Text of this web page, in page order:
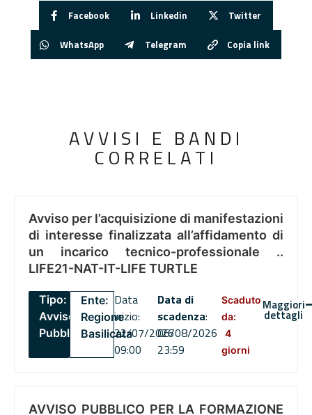
Facebook Linkedin Twitter
WhatsApp Telegram Copia link
AVVISI E BANDI
CORRELATI
Avviso per l’acquisizione di manifestazioni
di interesse finalizzata all’affidamento di
un incarico tecnico-professionale ..
LIFE21-NAT-IT-LIFE TURTLE
Tipo:
Avviso
Pubblico
Ente:
Regione
Basilicata
Data
inizio:
22/07/2026
09:00
Data di
scadenza:
06/08/2026
23:59
Scaduto
da:
4
giorni
Maggiori
dettagli
AVVISO PUBBLICO PER LA FORMAZIONE